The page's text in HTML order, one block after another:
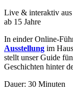
Live & interaktiv
ab 15 Jahre
In einder Online-
Ausstellung im
stellt unser Guide
Geschichten hinter
Dauer: 30 Minuten